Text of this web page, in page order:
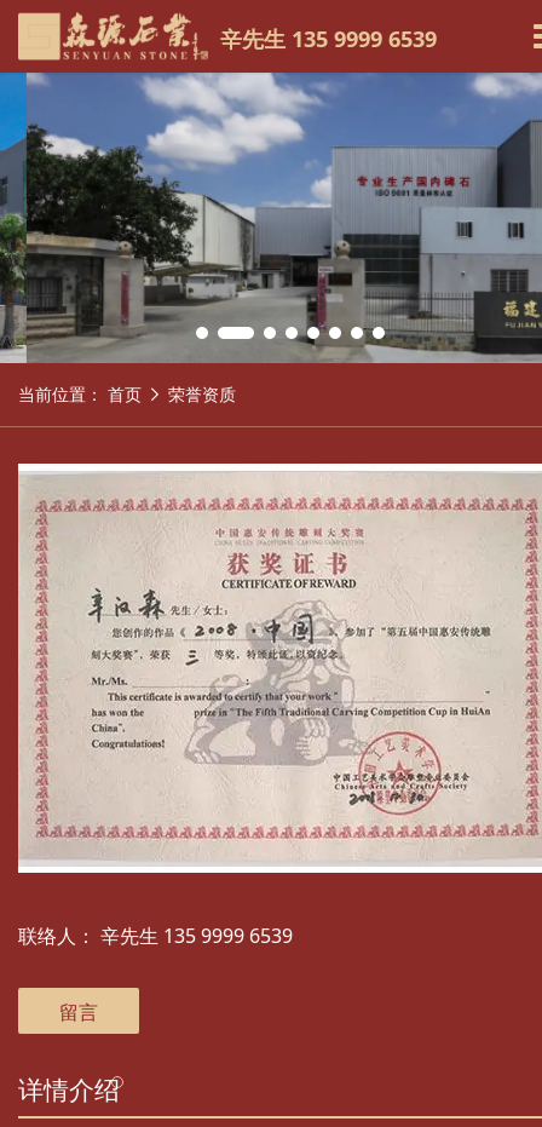
辛先生 135 9999 6539
当前位置： 首页 荣誉资质
联络人： 辛先生 135 9999 6539
留言
详情介绍